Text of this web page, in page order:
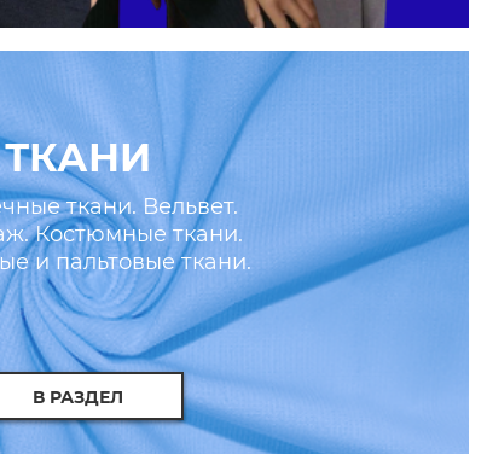
ТКАНИ
ткани. Вельвет.
Костюмные ткани.
и пальтовые ткани.
кожа и мех.
В РАЗДЕЛ